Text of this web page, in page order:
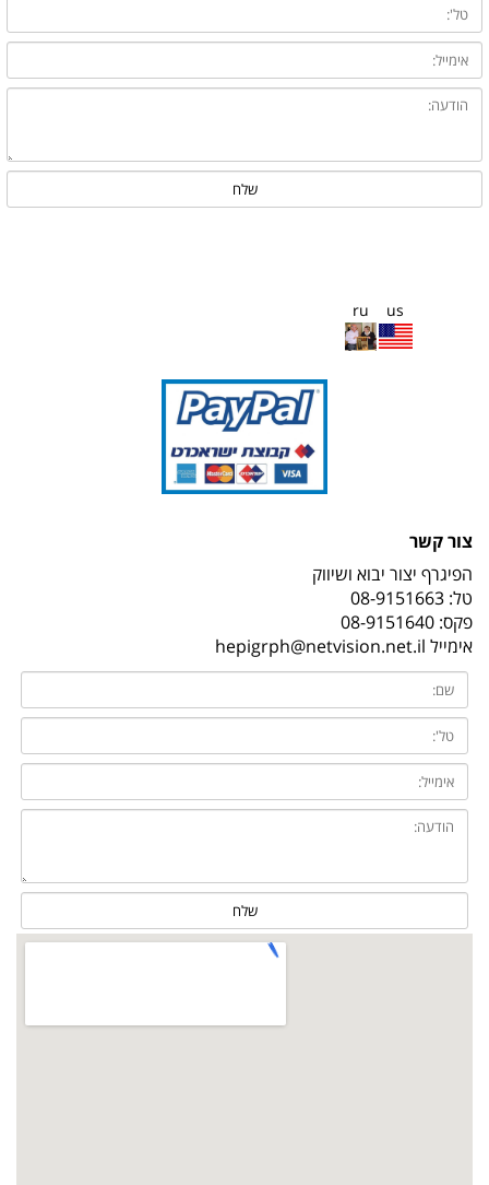
us
ru
צור קשר
הפיגרף יצור יבוא ושיווק
טל: 08-9151663
פקס: 08-9151640
אימייל hepigrph@netvision.net.il